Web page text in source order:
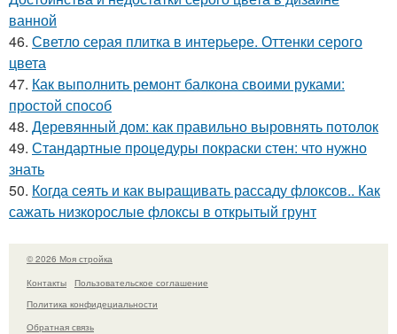
ванной
46. Светло серая плитка в интерьере. Оттенки серого
цвета
47. Как выполнить ремонт балкона своими руками:
простой способ
48. Деревянный дом: как правильно выровнять потолок
49. Стандартные процедуры покраски стен: что нужно
знать
50. Когда сеять и как выращивать рассаду флоксов.. Как
сажать низкорослые флоксы в открытый грунт
© 2026 Моя стройка
Контакты
Пользовательское соглашение
Политика конфидециальности
Обратная связь